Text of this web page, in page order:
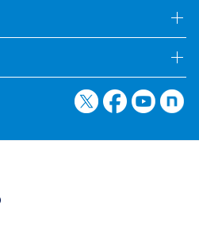
X（旧Twitter）
Facebook